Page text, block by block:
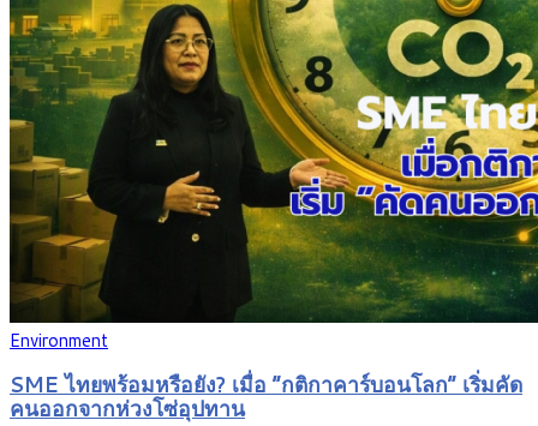
Environment
SME ไทยพร้อมหรือยัง? เมื่อ “กติกาคาร์บอนโลก” เริ่มคัด
คนออกจากห่วงโซ่อุปทาน